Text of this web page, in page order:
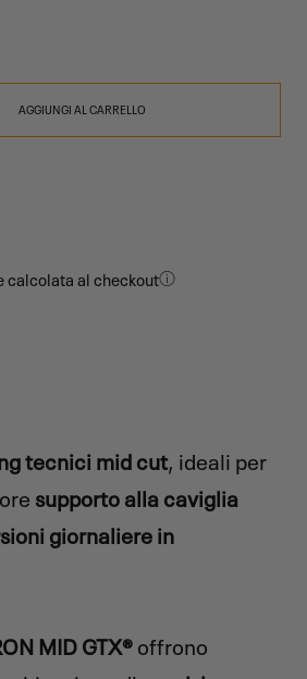
AGGIUNGI AL CARRELLO
calcolata al checkout
tecnici mid cut, ideali per
supporto alla caviglia
giornaliere in
MID GTX®offrono